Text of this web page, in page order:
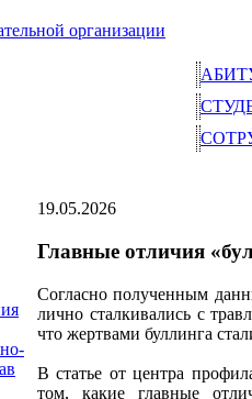
организации
19.05.2026
Главные отличия
Согласно полученным
лично сталкивались с
что жертвами буллинга
В статье от центра
том, какие главные